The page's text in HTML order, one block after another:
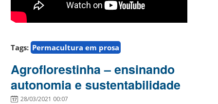
Tags: Permacultura em prosa
Agroflorestinha – ensinando
autonomia e sustentabilidade
28/03/2021 00:07